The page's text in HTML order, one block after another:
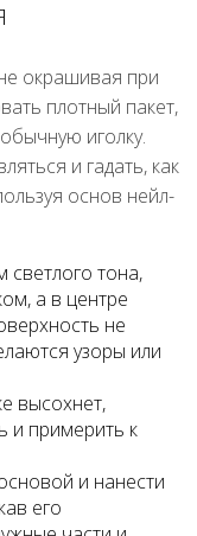
окрашивая при
плотный пакет,
иголку.
и гадать, как
основ нейл-
светлого тона,
а в центре
не
узоры или
высохнет,
и примерить к
и нанести
его